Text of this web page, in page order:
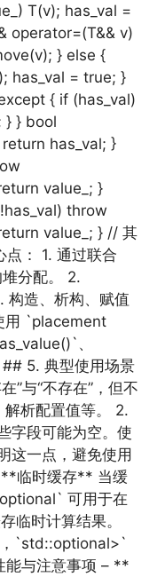
T(v); has_val =
operator=(T&& v)
} else {
has_val = true; }
{ if (has_val)
} } bool
has_val; }
value_; }
throw
value_; } // 其
： 1. 通过联合
分配。 2.
构造、析构、赋值
用 `placement
、
5. 典型使用场景
”与“不存在”，但不
析配置值等。 2.
字段可能为空。使
这一点，避免使用
临时缓存** 当缓
可用于在
临时计算结果。
`std::optional>`
能与注意事项 – **